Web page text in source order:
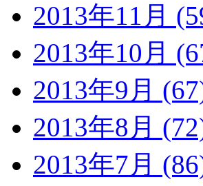
2013年11月
2013年10月
2013年9月
2013年8月
2013年7月